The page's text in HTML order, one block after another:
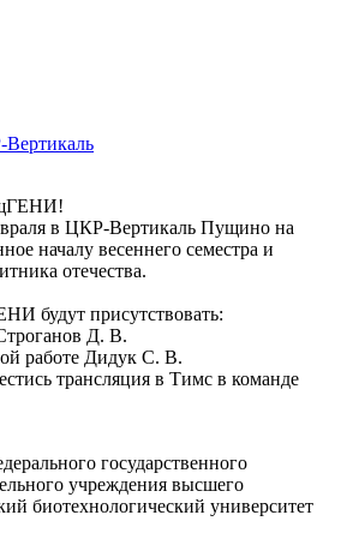
в ЦКР-Вертикаль Пущино на
началу весеннего семестра и
отечества.
будут присутствовать:
Д. В.
работе Дидук С. В.
трансляция в Тимс в команде
государственного
учреждения высшего
биотехнологический университет